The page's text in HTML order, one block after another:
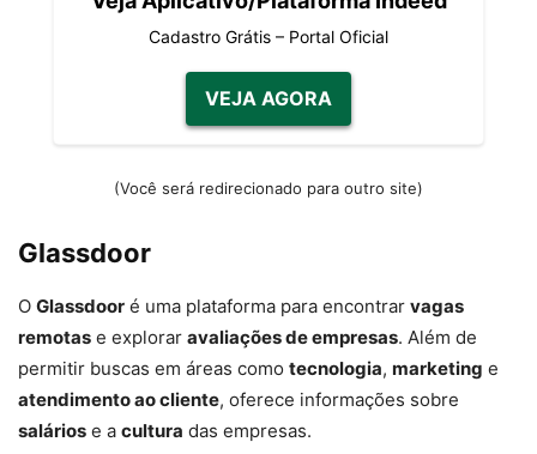
Cadastro Grátis – Portal Oficial
VEJA AGORA
(Você será redirecionado para outro site)
Glassdoor
O Glassdoor é uma plataforma para encontrar vagas
remotas e explorar avaliações de empresas. Além de
permitir buscas em áreas como tecnologia, marketing e
atendimento ao cliente, oferece informações sobre
salários e a cultura das empresas.